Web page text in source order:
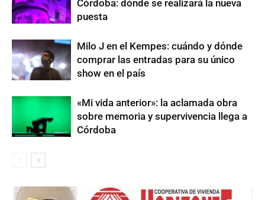
Córdoba: dónde se realizará la nueva
puesta
Milo J en el Kempes: cuándo y dónde
comprar las entradas para su único
show en el país
«Mi vida anterior»: la aclamada obra
sobre memoria y supervivencia llega a
Córdoba